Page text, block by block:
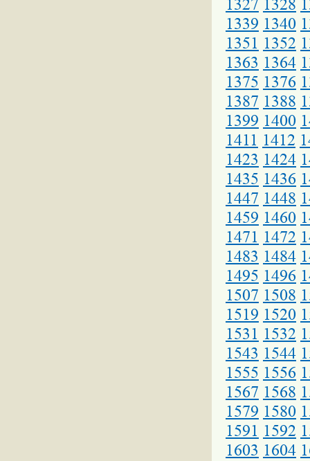
1327 1328
1339 1340
1351 1352
1363 1364
1375 1376
1387 1388
1399 1400
1411 1412
1423 1424
1435 1436
1447 1448
1459 1460
1471 1472
1483 1484
1495 1496
1507 1508
1519 1520
1531 1532
1543 1544
1555 1556
1567 1568
1579 1580
1591 1592
1603 1604